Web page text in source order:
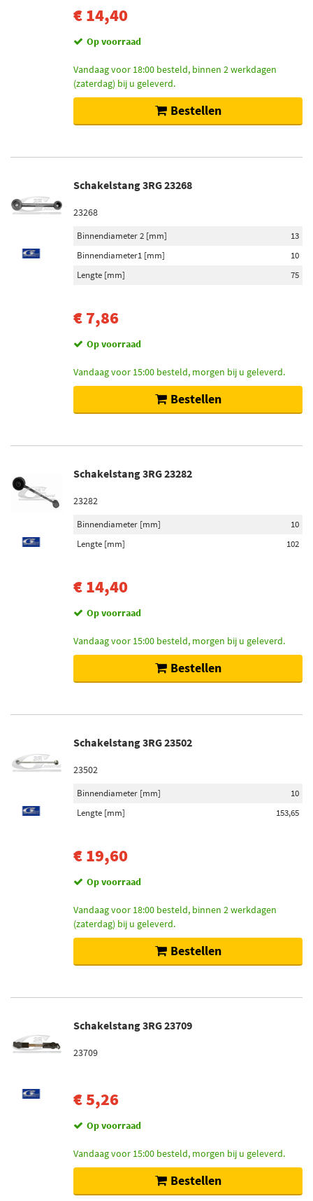
€ 14,40
Op voorraad
Vandaag voor 18:00 besteld, binnen 2 werkdagen
(zaterdag) bij u geleverd.
Bestellen
Schakelstang 3RG 23268
23268
Binnendiameter 2 [mm]
13
Binnendiameter1 [mm]
10
Lengte [mm]
75
€ 7,86
Op voorraad
Vandaag voor 15:00 besteld, morgen bij u geleverd.
Bestellen
Schakelstang 3RG 23282
23282
Binnendiameter [mm]
10
Lengte [mm]
102
€ 14,40
Op voorraad
Vandaag voor 15:00 besteld, morgen bij u geleverd.
Bestellen
Schakelstang 3RG 23502
23502
Binnendiameter [mm]
10
Lengte [mm]
153,65
€ 19,60
Op voorraad
Vandaag voor 18:00 besteld, binnen 2 werkdagen
(zaterdag) bij u geleverd.
Bestellen
Schakelstang 3RG 23709
23709
€ 5,26
Op voorraad
Vandaag voor 15:00 besteld, morgen bij u geleverd.
Bestellen